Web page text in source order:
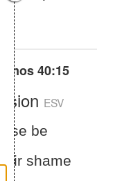
40:15
ESV
be
shame